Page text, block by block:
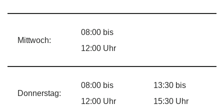
Mittwoch:
08:00 bis
12:00 Uhr
Donnerstag:
08:00 bis
12:00 Uhr
13:30 bis
15:30 Uhr